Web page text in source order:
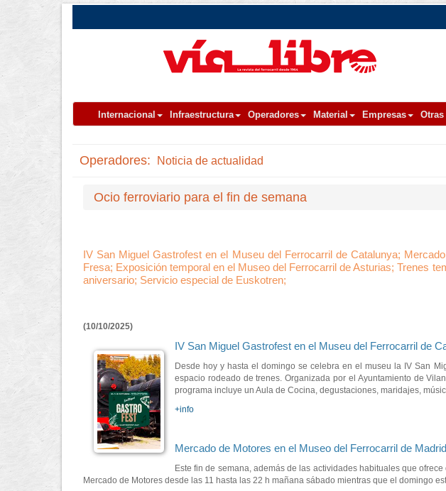
Internacional Infraestructura Operadores Material Empresas
Operadores: Noticia de actualidad
Ocio ferroviario para el fin de semana
IV San Miguel Gastrofest en el Museu del Ferrocarril de Catalunya;
Fresa; Exposición temporal en el Museo del Ferrocarril de Asturias; Trenes
aniversario; Servicio especial de Euskotren;
(10/10/2025)
IV San Miguel Gastrofest en el Museu del Ferrocarril de
Desde hoy y hasta el domingo se celebra en el museu la IV San
espacio rodeado de trenes. Organizada por el Ayuntamiento de
programa incluye un Aula de Cocina, degustaciones, maridajes,
+info
Mercado de Motores en el Museo del Ferrocarril de Madrid
Este fin de semana, además de las actividades habituales que
Mercado de Motores desde las 11 hasta las 22 h mañana sábado mientras que el domingo